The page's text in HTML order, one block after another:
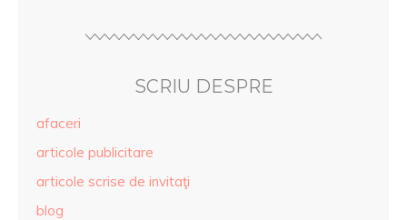
SCRIU DESPRE
afaceri
articole publicitare
articole scrise de invitaţi
blog